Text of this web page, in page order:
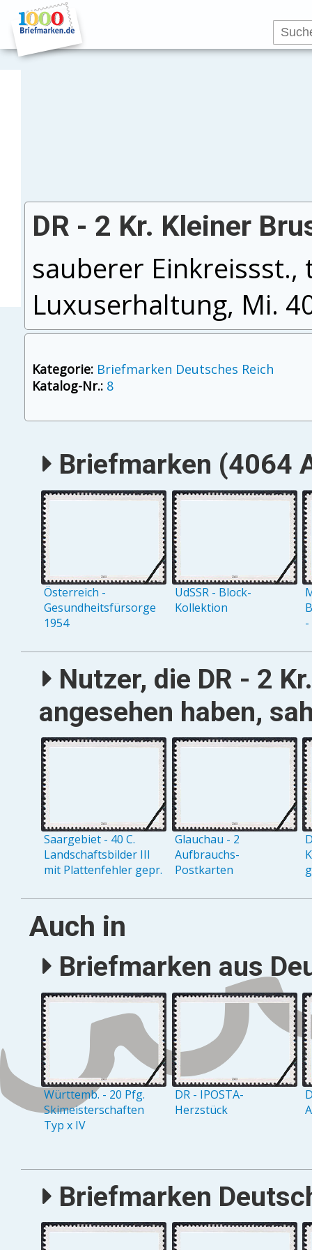
DR - 2 Kr. Kleiner
sauberer Einkreissst.,
Luxuserhaltung, Mi.
Kategorie: Briefmarken Deutsches Reich
Katalog-Nr.: 8
Briefmarken (4064
Österreich -
Gesundheitsfürsorge
1954
UdSSR - Block-
Kollektion
Nutzer, die DR - 2
angesehen haben,
Saargebiet - 40 C.
Landschaftsbilder III
mit Plattenfehler gepr.
Glauchau - 2
Aufbrauchs-
Postkarten
Auch in
Briefmarken aus
Württemb. - 20 Pfg.
Skimeisterschaften
Typ x IV
DR - IPOSTA-
Herzstück
Briefmarken